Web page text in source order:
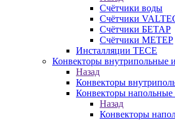
Счётчики воды
Счётчики
Счётчики БЕТАР
Счётчики МЕТЕР
Инсталляции TECE
Конвекторы внутрипольные
Назад
Конвекторы
Конвекторы напольные
Назад
Конвекторы